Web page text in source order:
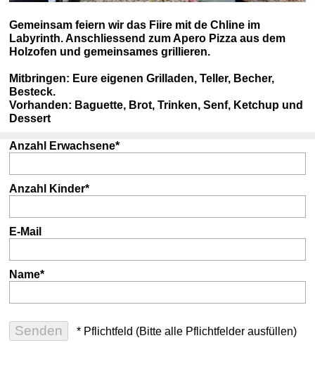
Gemeinsam feiern wir das Fiire mit de Chline im
Labyrinth. Anschliessend zum Apero Pizza aus dem
Holzofen und gemeinsames grillieren.
Mitbringen: Eure eigenen Grilladen, Teller, Becher,
Besteck.
Vorhanden: Baguette, Brot, Trinken, Senf, Ketchup und
Dessert
Anzahl Erwachsene*
Anzahl Kinder*
E-Mail
Name*
* Pflichtfeld (Bitte alle Pflichtfelder ausfüllen)